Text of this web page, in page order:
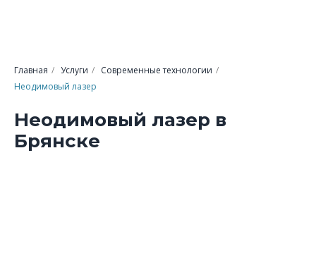
Главная / Услуги / Современные технологии /
Неодимовый лазер
Неодимовый лазер в
Брянске